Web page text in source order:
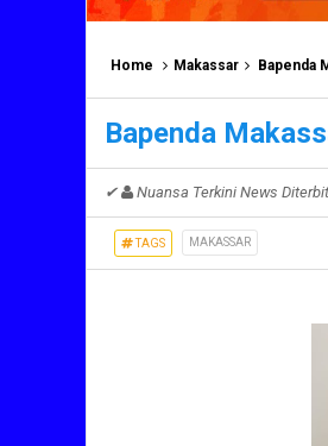
Home Makassar Bapenda
Bapenda
✔ Nuansa Terkini News
TAGS MAKASSAR